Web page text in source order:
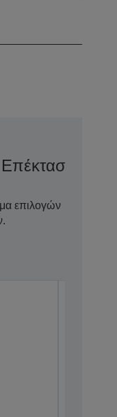
Επέκτασης
επιλογών